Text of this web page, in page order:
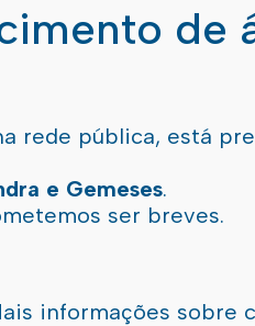
de
rede pública, está
e Gemeses.
ser breves.
informações sobre